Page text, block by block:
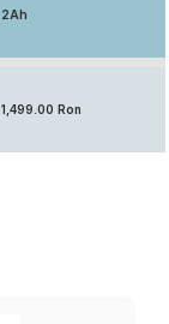
2Ah
1,499.00 Ron